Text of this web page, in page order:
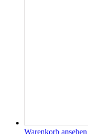
Warenkorb ansehen